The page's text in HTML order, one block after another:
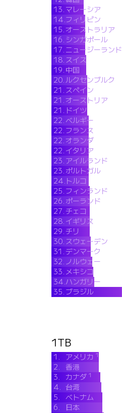
13. マレーシア
14.フィリピン
15.オーストラリア
16. シンガポール
17. ニュージーランド
18. スイス
19. 中国
20.ルクセンブルク
21. スペイン
21.オーストリア
21. ドイツ
22. ベルギー
22. フランス
22.オランダ
22. イタリア
23. アイルランド
23. ポルトガル
24. トルコ
25. フィンランド
26. ポーランド
27.チェコ
28. イギリス
29.チリ
30. スウェーデン
31.デンマーク
32. ノルウェー
33. メキシコ
34.ハンガリー
35. ブラジル
1TB
1. アメリカ 1
2.
香港
3.
カナダ 1
4. 台湾
5.
ベトナム
6.
日本